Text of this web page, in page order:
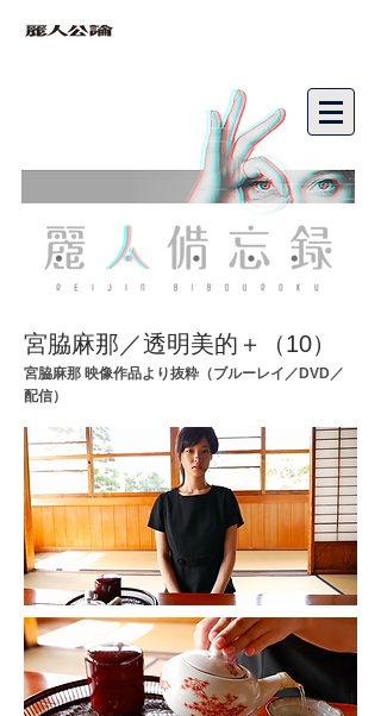
宮脇麻那／透明美的＋（10）
宮脇麻那 映像作品より抜粋（ブルーレイ／DVD／
配信）